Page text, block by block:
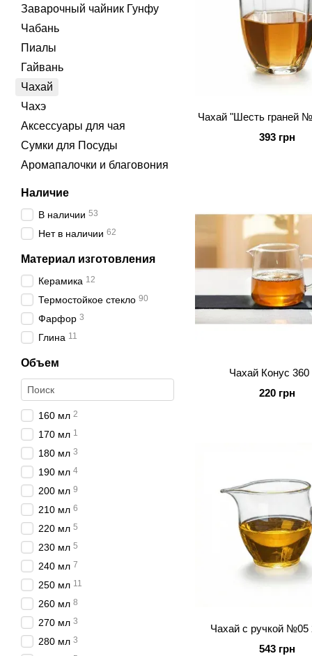
Чахай "Шесть граней
393 грн
Чахай Конус
220 грн
Чахай с ручкой №05
543 грн
Заварочный чайник Гунфу
Чабань
Пиалы
Гайвань
Чахай
Чахэ
Аксессуары для чая
Сумки для Посуды
Аромапалочки и благовония
Наличие
В наличии 53
Нет в наличии 62
Материал изготовления
Керамика 12
Термостойкое стекло 90
Фарфор 3
Глина 11
Объем
160 мл 2
170 мл 1
180 мл 3
190 мл 4
200 мл 9
210 мл 6
220 мл 5
230 мл 5
240 мл 7
250 мл 11
260 мл 8
270 мл 3
280 мл 3